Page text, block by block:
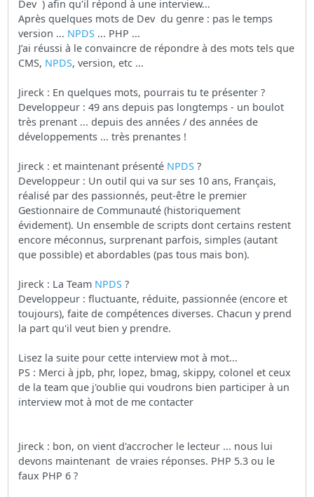
Dev ) afin qu'il répond à une interview...
Après quelques mots de Dev du genre : pas le temps
version ... NPDS ... PHP ...
J’ai réussi à le convaincre de répondre à des mots tels que
CMS, NPDS, version, etc ...
Jireck : En quelques mots, pourrais tu te présenter ?
Developpeur : 49 ans depuis pas longtemps - un boulot
très prenant ... depuis des années / des années de
développements ... très prenantes !
Jireck : et maintenant présenté NPDS ?
Developpeur : Un outil qui va sur ses 10 ans, Français,
réalisé par des passionnés, peut-être le premier
Gestionnaire de Communauté (historiquement
évidement). Un ensemble de scripts dont certains restent
encore méconnus, surprenant parfois, simples (autant
que possible) et abordables (pas tous mais bon).
Jireck : La Team NPDS ?
Developpeur : fluctuante, réduite, passionnée (encore et
toujours), faite de compétences diverses. Chacun y prend
la part qu'il veut bien y prendre.
Lisez la suite pour cette interview mot à mot...
PS : Merci à jpb, phr, lopez, bmag, skippy, colonel et ceux
de la team que j'oublie qui voudrons bien participer à un
interview mot à mot de me contacter
Jireck : bon, on vient d'accrocher le lecteur ... nous lui
devons maintenant de vraies réponses. PHP 5.3 ou le
faux PHP 6 ?